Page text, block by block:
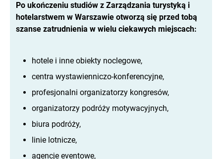
Po ukończeniu studiów z Zarządzania turystyką i
hotelarstwem w Warszawie otworzą się przed tobą
szanse zatrudnienia w wielu ciekawych miejscach:
hotele i inne obiekty noclegowe,
centra wystawienniczo-konferencyjne,
profesjonalni organizatorzy kongresów,
organizatorzy podróży motywacyjnych,
biura podróży,
linie lotnicze,
agencje eventowe,